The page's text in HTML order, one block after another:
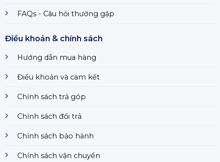
FAQs - Câu hỏi thường gặp
Điều khoản & chính sách
Hướng dẫn mua hàng
Điều khoản và cam kết
Chính sách trả góp
Chính sách đổi trả
Chính sách bảo hành
Chính sách vận chuyển